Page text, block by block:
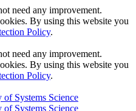
need any improvement.
By using this website you
Policy.
need any improvement.
By using this website you
Policy.